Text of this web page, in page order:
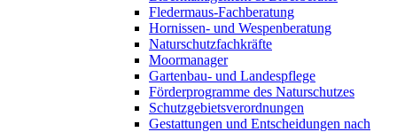
Fledermaus-Fachberatung
Hornissen- und Wespenberatung
Naturschutzfachkräfte
Moormanager
Gartenbau- und Landespflege
Förderprogramme des Naturschutzes
Schutzgebietsverordnungen
Gestattungen und Entscheidungen nach